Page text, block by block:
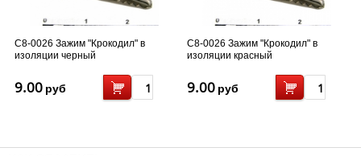
С8-0026 Зажим "Крокодил" в
изоляции черный
9.00 руб
С8-0026 Зажим "Крокодил" в
изоляции красный
9.00 руб